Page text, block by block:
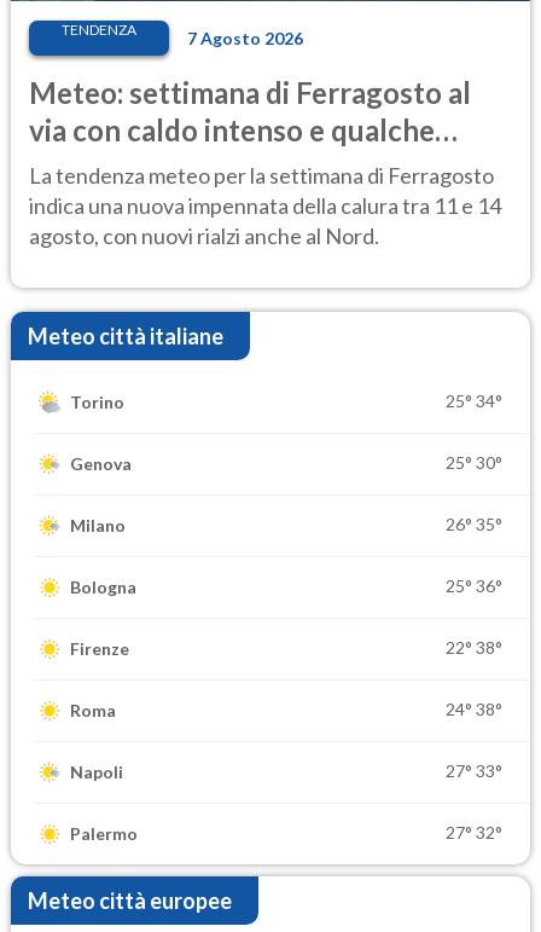
TENDENZA 7 Agosto 2026
Meteo: settimana di Ferragosto al
via con caldo intenso e qualche
temporale
La tendenza meteo per la settimana di Ferragosto
indica una nuova impennata della calura tra 11 e 14
agosto, con nuovi rialzi anche al Nord.
Meteo città italiane
Torino 25° 34°
Genova 25° 30°
Milano 26° 35°
Bologna 25° 36°
Firenze 22° 38°
Roma 24° 38°
Napoli 27° 33°
Palermo 27° 32°
Meteo città europee